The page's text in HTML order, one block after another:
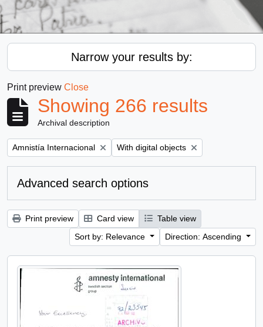
Narrow your results by:
Print preview Close
Showing 266 results
Archival description
Remove filter:
Amnistía Internacional Remove filter:
With digital objects
Advanced search options
Print preview Card view
Table view
Sort by: Relevance
Direction: Ascending